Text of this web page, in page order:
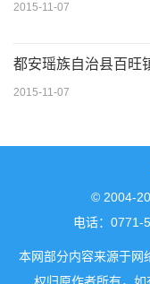
2015-11-07
都安瑶族自治县百旺
2015-11-07
© 2004-
电话：
本网部分内容来源于网